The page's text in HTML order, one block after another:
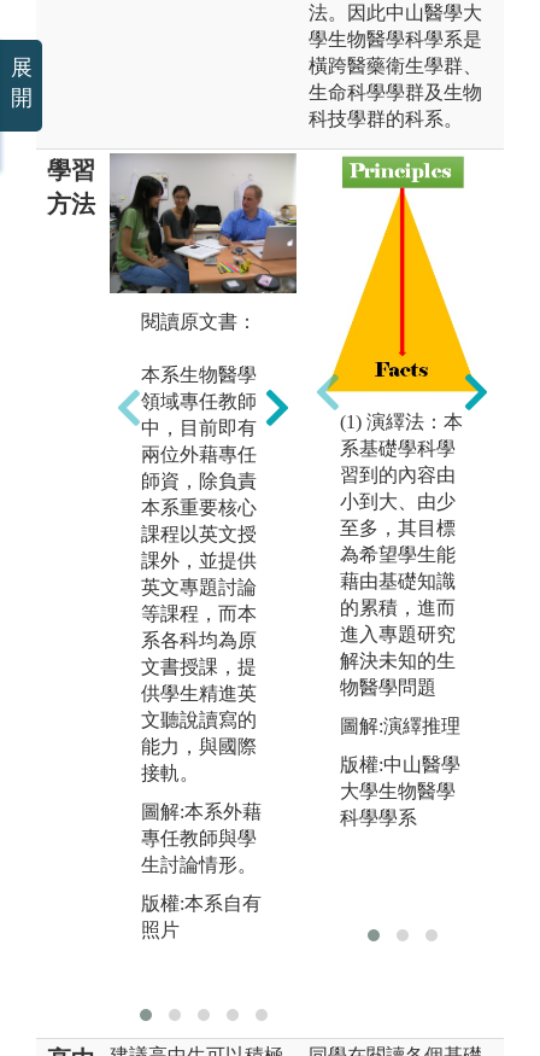
法。因此中山醫學大
學生物醫學科學系是
橫跨醫藥衛生學群、
生命科學學群及生物
科技學群的科系。
學習
方法
閱讀原文書：
本系生物醫學
領域專任教師
中，目前即有
兩位外藉專任
師資，除負責
本系重要核心
課程以英文授
課外，並提供
英文專題討論
等課程，而本
系各科均為原
文書授課，提
供學生精進英
文聽說讀寫的
能力，與國際
接軌。
圖解:本系外藉
專任教師與學
生討論情形。
版權:本系自有
照片
基礎實驗訓
練：
本系有豐富的
一人一套注重
實作的實驗課
程，藉由各項
實驗操作課程
訓練學生基礎
原理理解及實
驗室基礎操作
能力、數據分
析、小組合作
討論與實驗報
告撰寫之能
力。
版權:本系自有
照片
(1) 演繹法：本
系基礎學科學
習到的內容由
小到大、由少
至多，其目標
為希望學生能
藉由基礎知識
的累積，進而
進入專題研究
解決未知的生
物醫學問題
圖解:演繹推理
版權:中山醫學
大學生物醫學
科學學系
展
開